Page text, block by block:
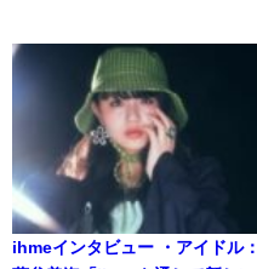
ihmeインタビュー ・アイドル：